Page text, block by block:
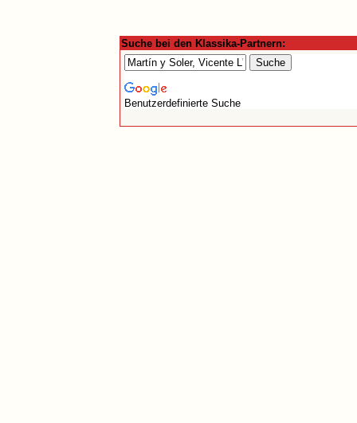
Suche bei den Klassika-Partnern:
Benutzerdefinierte Suche